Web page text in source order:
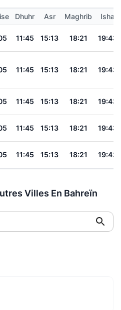
Dhuhr Asr Maghrib Isha
11:45 15:13 18:21 19:43
11:45 15:13 18:21 19:43
11:45 15:13 18:21 19:43
11:45 15:13 18:21 19:43
11:45 15:13 18:21 19:43
Villes En Bahreïn